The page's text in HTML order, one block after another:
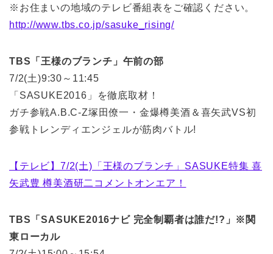
※お住まいの地域のテレビ番組表をご確認ください。
http://www.tbs.co.jp/sasuke_rising/
TBS「王様のブランチ」午前の部
7/2(土)9:30～11:45
「SASUKE2016」を徹底取材！
ガチ参戦A.B.C-Z塚田僚一・金爆樽美酒＆喜矢武VS初
参戦トレンディエンジェルが筋肉バトル!
【テレビ】7/2(土)「王様のブランチ」SASUKE特集 喜
矢武豊 樽美酒研二コメントオンエア！
TBS「SASUKE2016ナビ 完全制覇者は誰だ!?」※関
東ローカル